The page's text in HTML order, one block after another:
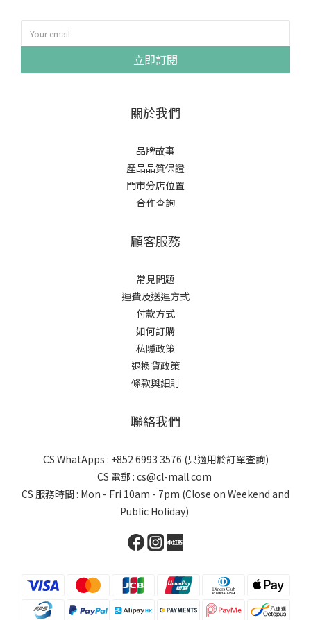
立即訂閱
關於我們
品牌故事
產品品質保證
門市分店位置
合作查詢
顧客服務
常見問題
運費及送運方式
付款方式
如何訂購
私隱政策
退換貨政策
條款與細則
聯絡我們
CS WhatApps : +852 6993 3576 (只適用於訂單查詢)
CS 電郵 : cs@cl-mall.com
CS 服務時間 : Mon - Fri 10am - 7pm (Close on Weekend and
Public Holiday)